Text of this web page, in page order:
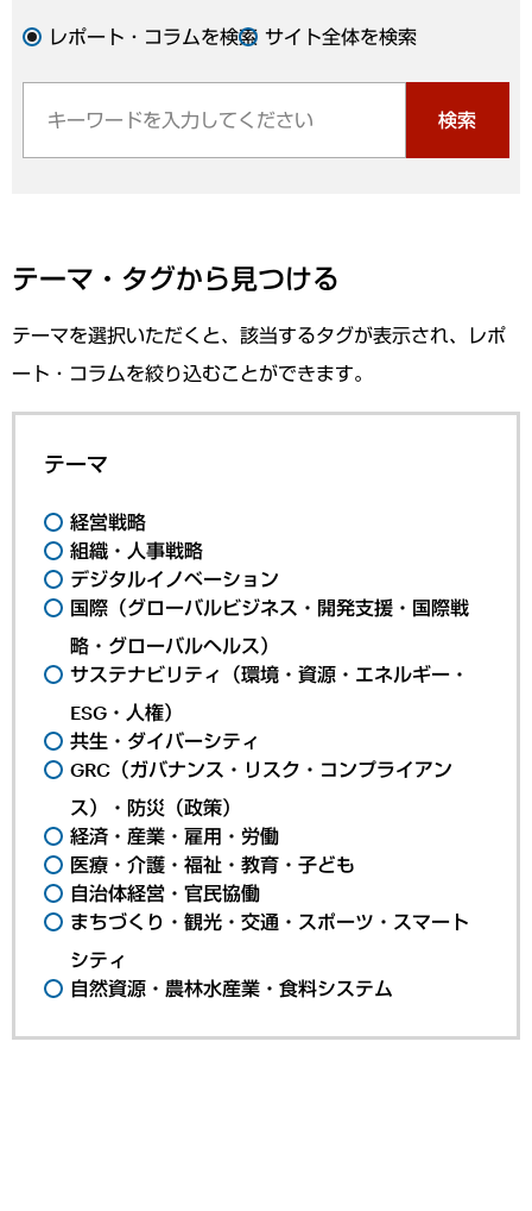
レポート・コラムを検索 サイト全体を検索
検索
テーマ・タグから見つける
テーマを選択いただくと、該当するタグが表示され、レポ
ート・コラムを絞り込むことができます。
テーマ
経営戦略
組織・人事戦略
デジタルイノベーション
国際（グローバルビジネス・開発支援・国際戦
略・グローバルヘルス）
サステナビリティ（環境・資源・エネルギー・
ESG・人権）
共生・ダイバーシティ
GRC（ガバナンス・リスク・コンプライアン
ス）・防災（政策）
経済・産業・雇用・労働
医療・介護・福祉・教育・子ども
自治体経営・官民協働
まちづくり・観光・交通・スポーツ・スマート
シティ
自然資源・農林水産業・食料システム